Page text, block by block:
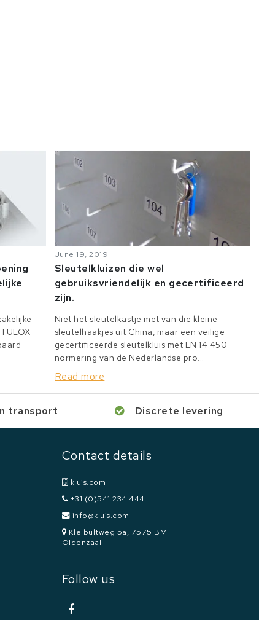
June 19, 2019
Sleutelkluizen die wel
gebruiksvriendelijk en gecertificeerd
zijn.
Niet het sleutelkastje met van die kleine
sleutelhaakjes uit China, maar een veilige
gecertificeerde sleutelkluis met EN 14 450
normering van de Nederlandse pro...
Read more
transport Discrete levering
Contact details
kluis.com
+31 (0)541 234 444
info@kluis.com
Kleibultweg 5a, 7575 BM
Oldenzaal
Follow us